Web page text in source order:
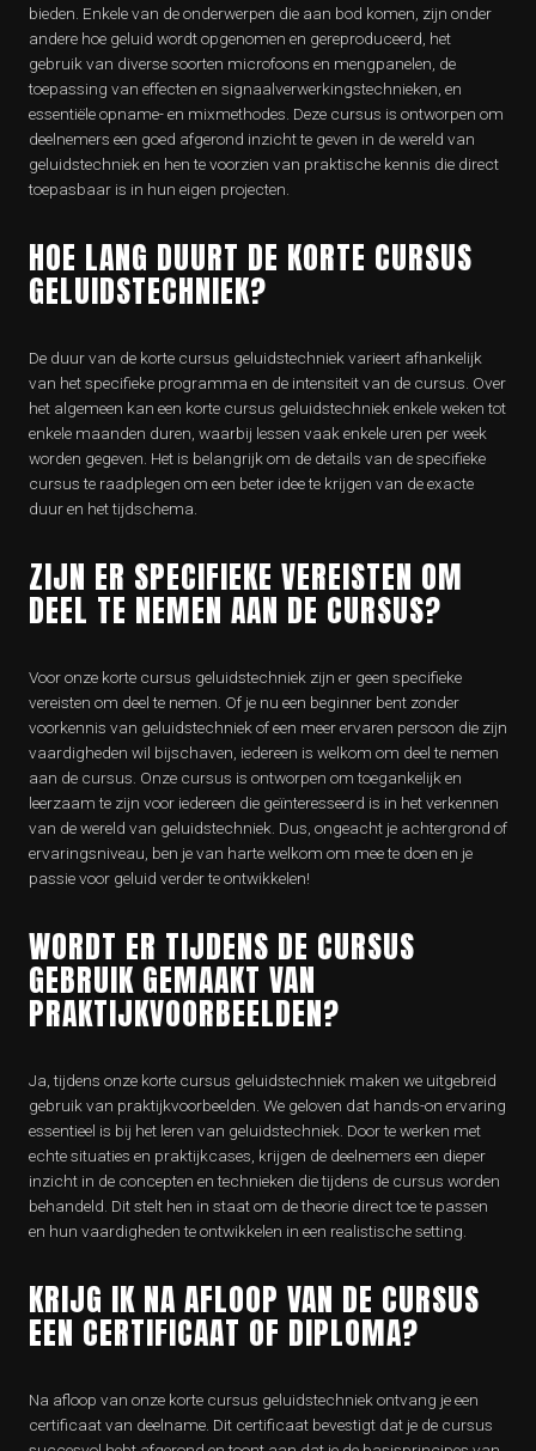
bieden. Enkele van de onderwerpen die aan bod komen, zijn onder
andere hoe geluid wordt opgenomen en gereproduceerd, het
gebruik van diverse soorten microfoons en mengpanelen, de
toepassing van effecten en signaalverwerkingstechnieken, en
essentiële opname- en mixmethodes. Deze cursus is ontworpen om
deelnemers een goed afgerond inzicht te geven in de wereld van
geluidstechniek en hen te voorzien van praktische kennis die direct
toepasbaar is in hun eigen projecten.
HOE LANG DUURT DE KORTE CURSUS
GELUIDSTECHNIEK?
De duur van de korte cursus geluidstechniek varieert afhankelijk
van het specifieke programma en de intensiteit van de cursus. Over
het algemeen kan een korte cursus geluidstechniek enkele weken tot
enkele maanden duren, waarbij lessen vaak enkele uren per week
worden gegeven. Het is belangrijk om de details van de specifieke
cursus te raadplegen om een beter idee te krijgen van de exacte
duur en het tijdschema.
ZIJN ER SPECIFIEKE VEREISTEN OM
DEEL TE NEMEN AAN DE CURSUS?
Voor onze korte cursus geluidstechniek zijn er geen specifieke
vereisten om deel te nemen. Of je nu een beginner bent zonder
voorkennis van geluidstechniek of een meer ervaren persoon die zijn
vaardigheden wil bijschaven, iedereen is welkom om deel te nemen
aan de cursus. Onze cursus is ontworpen om toegankelijk en
leerzaam te zijn voor iedereen die geïnteresseerd is in het verkennen
van de wereld van geluidstechniek. Dus, ongeacht je achtergrond of
ervaringsniveau, ben je van harte welkom om mee te doen en je
passie voor geluid verder te ontwikkelen!
WORDT ER TIJDENS DE CURSUS
GEBRUIK GEMAAKT VAN
PRAKTIJKVOORBEELDEN?
Ja, tijdens onze korte cursus geluidstechniek maken we uitgebreid
gebruik van praktijkvoorbeelden. We geloven dat hands-on ervaring
essentieel is bij het leren van geluidstechniek. Door te werken met
echte situaties en praktijkcases, krijgen de deelnemers een dieper
inzicht in de concepten en technieken die tijdens de cursus worden
behandeld. Dit stelt hen in staat om de theorie direct toe te passen
en hun vaardigheden te ontwikkelen in een realistische setting.
KRIJG IK NA AFLOOP VAN DE CURSUS
EEN CERTIFICAAT OF DIPLOMA?
Na afloop van onze korte cursus geluidstechniek ontvang je een
certificaat van deelname. Dit certificaat bevestigt dat je de cursus